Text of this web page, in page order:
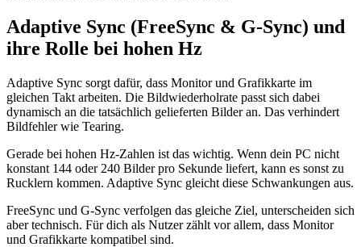
Adaptive Sync (FreeSync & G-Sync) und
ihre Rolle bei hohen Hz
Adaptive Sync sorgt dafür, dass Monitor und Grafikkarte im
gleichen Takt arbeiten. Die Bildwiederholrate passt sich dabei
dynamisch an die tatsächlich gelieferten Bilder an. Das verhindert
Bildfehler wie Tearing.
Gerade bei hohen Hz-Zahlen ist das wichtig. Wenn dein PC nicht
konstant 144 oder 240 Bilder pro Sekunde liefert, kann es sonst zu
Rucklern kommen. Adaptive Sync gleicht diese Schwankungen aus.
FreeSync und G-Sync verfolgen das gleiche Ziel, unterscheiden sich
aber technisch. Für dich als Nutzer zählt vor allem, dass Monitor
und Grafikkarte kompatibel sind.